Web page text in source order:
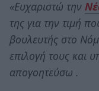
«Ευχαριστώ την
της για την τιμή
βουλευτής στο
επιλογή τους και
απογοητεύσω .